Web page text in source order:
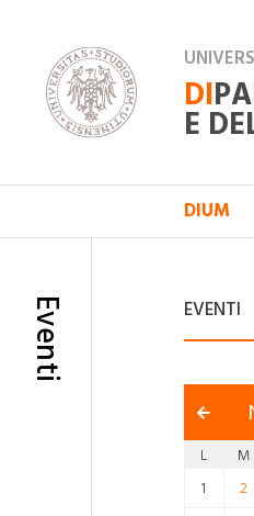
DI
E
DIUM
Eventi EVENTI
L M
1
2